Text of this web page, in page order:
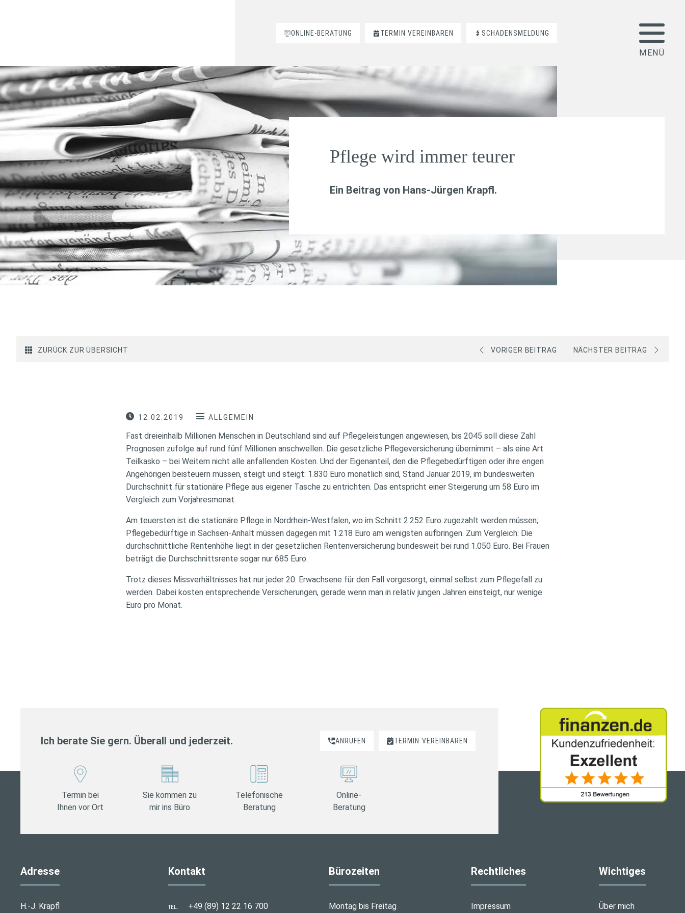
ONLINE-BERATUNG TERMIN VEREINBAREN SCHADENSMELDUNG
Pflege wird immer teurer
Ein Beitrag von Hans-Jürgen Krapfl.
ZURÜCK ZUR ÜBERSICHT VORIGER BEITRAG NÄCHSTER BEITRAG
12.02.2019 ALLGEMEIN
Fast dreieinhalb Millionen Menschen in Deutschland sind auf Pflegeleistungen angewiesen, bis 2045 soll diese Zahl
Prognosen zufolge auf rund fünf Millionen anschwellen. Die gesetzliche Pflegeversicherung übernimmt – als eine Art
Teilkasko – bei Weitem nicht alle anfallenden Kosten. Und der Eigenanteil, den die Pflegebedürftigen oder ihre engen
Angehörigen beisteuern müssen, steigt und steigt: 1.830 Euro monatlich sind, Stand Januar 2019, im bundesweiten
Durchschnitt für stationäre Pflege aus eigener Tasche zu entrichten. Das entspricht einer Steigerung um 58 Euro im
Vergleich zum Vorjahresmonat.
Am teuersten ist die stationäre Pflege in Nordrhein-Westfalen, wo im Schnitt 2.252 Euro zugezahlt werden müssen;
Pflegebedürftige in Sachsen-Anhalt müssen dagegen mit 1.218 Euro am wenigsten aufbringen. Zum Vergleich: Die
durchschnittliche Rentenhöhe liegt in der gesetzlichen Rentenversicherung bundesweit bei rund 1.050 Euro. Bei Frauen
beträgt die Durchschnittsrente sogar nur 685 Euro.
Trotz dieses Missverhältnisses hat nur jeder 20. Erwachsene für den Fall vorgesorgt, einmal selbst zum Pflegefall zu
werden. Dabei kosten entsprechende Versicherungen, gerade wenn man in relativ jungen Jahren einsteigt, nur wenige
Euro pro Monat.
Ich berate Sie gern. Überall und jederzeit. ANRUFEN TERMIN VEREINBAREN
Termin bei
Ihnen vor Ort
Sie kommen zu
mir ins Büro
Telefonische
Beratung
Online-
Beratung
Adresse
H.-J. Krapfl
Kontakt
TEL. +49 (89) 12 22 16 700
Bürozeiten
Montag bis Freitag
Rechtliches
Impressum
Wichtiges
Über mich